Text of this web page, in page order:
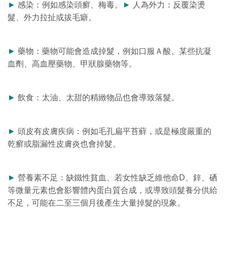
► 感染：例如感染頭癬、梅毒。 ►
人為外力：反覆染燙
髮、外力拉扯或拔毛癖。
► 藥物：藥物可能會造成掉髮，例如口服Ａ酸、某些抗凝
血劑、高血壓藥物、甲狀腺藥物等。
► 飲食：太油、太甜的精緻物品也會導致落髮。
► 頭皮有皮膚疾病：例如毛孔扁平苔蘚，或是極度嚴重的
乾癬或脂漏性皮膚炎也會掉髮。
► 營養素不足：缺鐵性貧血、若女性缺乏維他命D、鋅、硒
等微量元素也會影響體內蛋白質合成，或導致頭髮養分供給
不足，可能在二至三個月後產生大量掉髮的現象。